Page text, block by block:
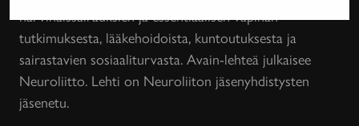
harvinaissairauksien ja essentiaalisen vapinan
tutkimuksesta, lääkehoidoista, kuntoutuksesta ja
sairastavien sosiaaliturvasta. Avain-lehteä julkaisee
Neuroliitto. Lehti on Neuroliiton jäsenyhdistysten
jäsenetu.